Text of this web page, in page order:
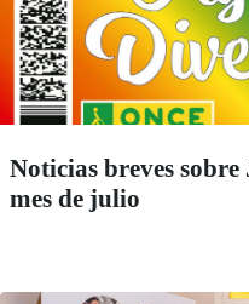
Noticias breves
mes de julio